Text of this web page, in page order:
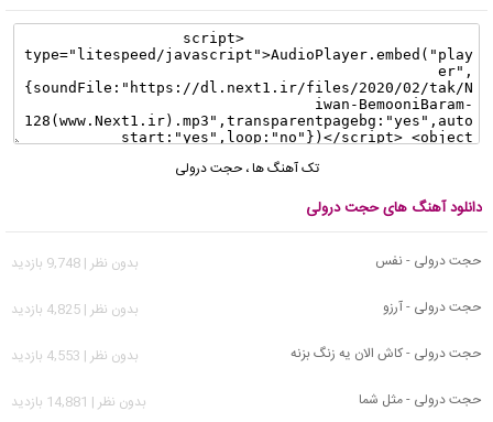
تک آهنگ ها،حجت درولی
دانلود آهنگ های حجت درولی
حجت درولی - نفس
بدون نظر | 9,748 بازدید
حجت درولی - آرزو
بدون نظر | 4,825 بازدید
حجت درولی - کاش الان یه زنگ بزنه
بدون نظر | 4,553 بازدید
حجت درولی - مثل شما
بدون نظر | 14,881 بازدید